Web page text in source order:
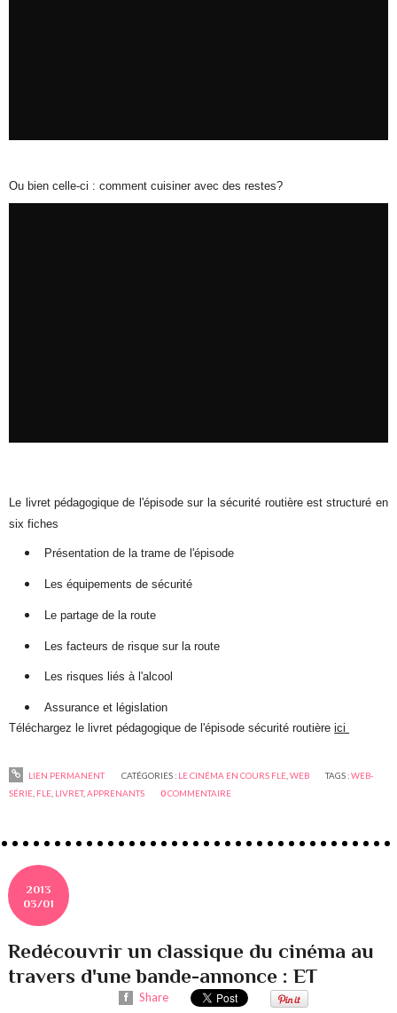
Ou bien celle-ci : comment cuisiner avec des restes?
Le livret pédagogique de l'épisode sur la sécurité routière est structuré en
six fiches
Présentation de la trame de l'épisode
Les équipements de sécurité
Le partage de la route
Les facteurs de risque sur la route
Les risques liés à l'alcool
Assurance et législation
Téléchargez le livret pédagogique de l'épisode sécurité routièreici
LIEN PERMANENT CATÉGORIES : LE CINÉMA EN COURS FLE, WEB TAGS :WEB-
SÉRIE FLE LIVRET,APPRENANTS 0COMMENTAIRE
2013
03/01
Redécouvrir un classique du cinéma au
travers d'une bande-annonce : ET
Share